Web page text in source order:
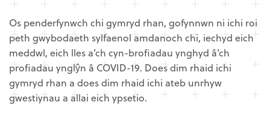
Os penderfynwch chi gymryd rhan, gofynnwn ni ichi roi
peth gwybodaeth sylfaenol amdanoch chi, iechyd eich
meddwl, eich lles a’ch cyn-brofiadau ynghyd â’ch
profiadau ynglŷn â COVID-19. Does dim rhaid ichi
gymryd rhan a does dim rhaid ichi ateb unrhyw
gwestiynau a allai eich ypsetio.